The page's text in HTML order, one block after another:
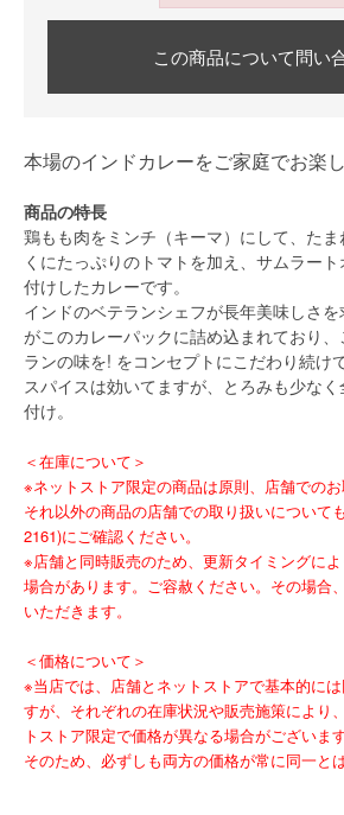
この商品について問い
本場のインドカレーをご家庭でお楽
商品の特長
鶏もも肉をミンチ（キーマ）にして、た
くにたっぷりのトマトを加え、サムラー
付けしたカレーです。
インドのベテランシェフが長年美味しさ
がこのカレーパックに詰め込まれており
ランの味を! をコンセプトにこだわり続け
スパイスは効いてますが、とろみも少な
付け。
＜在庫について＞
※ネットストア限定の商品は原則、店舗でのお
それ以外の商品の店舗での取り扱いについて
2161)にご確認ください。
※店舗と同時販売のため、更新タイミングに
場合があります。ご容赦ください。その場合
いただきます。
＜価格について＞
※当店では、店舗とネットストアで基本的に
すが、それぞれの在庫状況や販売施策により
トストア限定で価格が異なる場合がございます
そのため、必ずしも両方の価格が常に同一と